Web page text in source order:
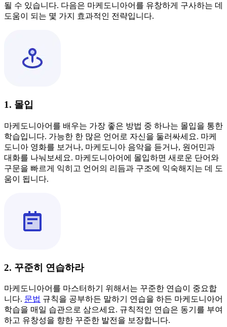
될 수 있습니다. 다음은 마케도니아어를 유창하게 구사하는 데
도움이 되는 몇 가지 효과적인 전략입니다.
1. 몰입
마케도니아어를 배우는 가장 좋은 방법 중 하나는 몰입을 통한
학습입니다. 가능한 한 많은 언어로 자신을 둘러싸세요. 마케
도니아 영화를 보거나, 마케도니아 음악을 듣거나, 원어민과
대화를 나눠보세요. 마케도니아어에 몰입하면 새로운 단어와
구문을 빠르게 익히고 언어의 리듬과 구조에 익숙해지는 데 도
움이 됩니다.
2. 꾸준히 연습하라
마케도니아어를 마스터하기 위해서는 꾸준한 연습이 중요합
니다. 문법 규칙을 공부하든 말하기 연습을 하든 마케도니아어
학습을 매일 습관으로 삼으세요. 규칙적인 연습은 동기를 부여
하고 유창성을 향한 꾸준한 발전을 보장합니다.